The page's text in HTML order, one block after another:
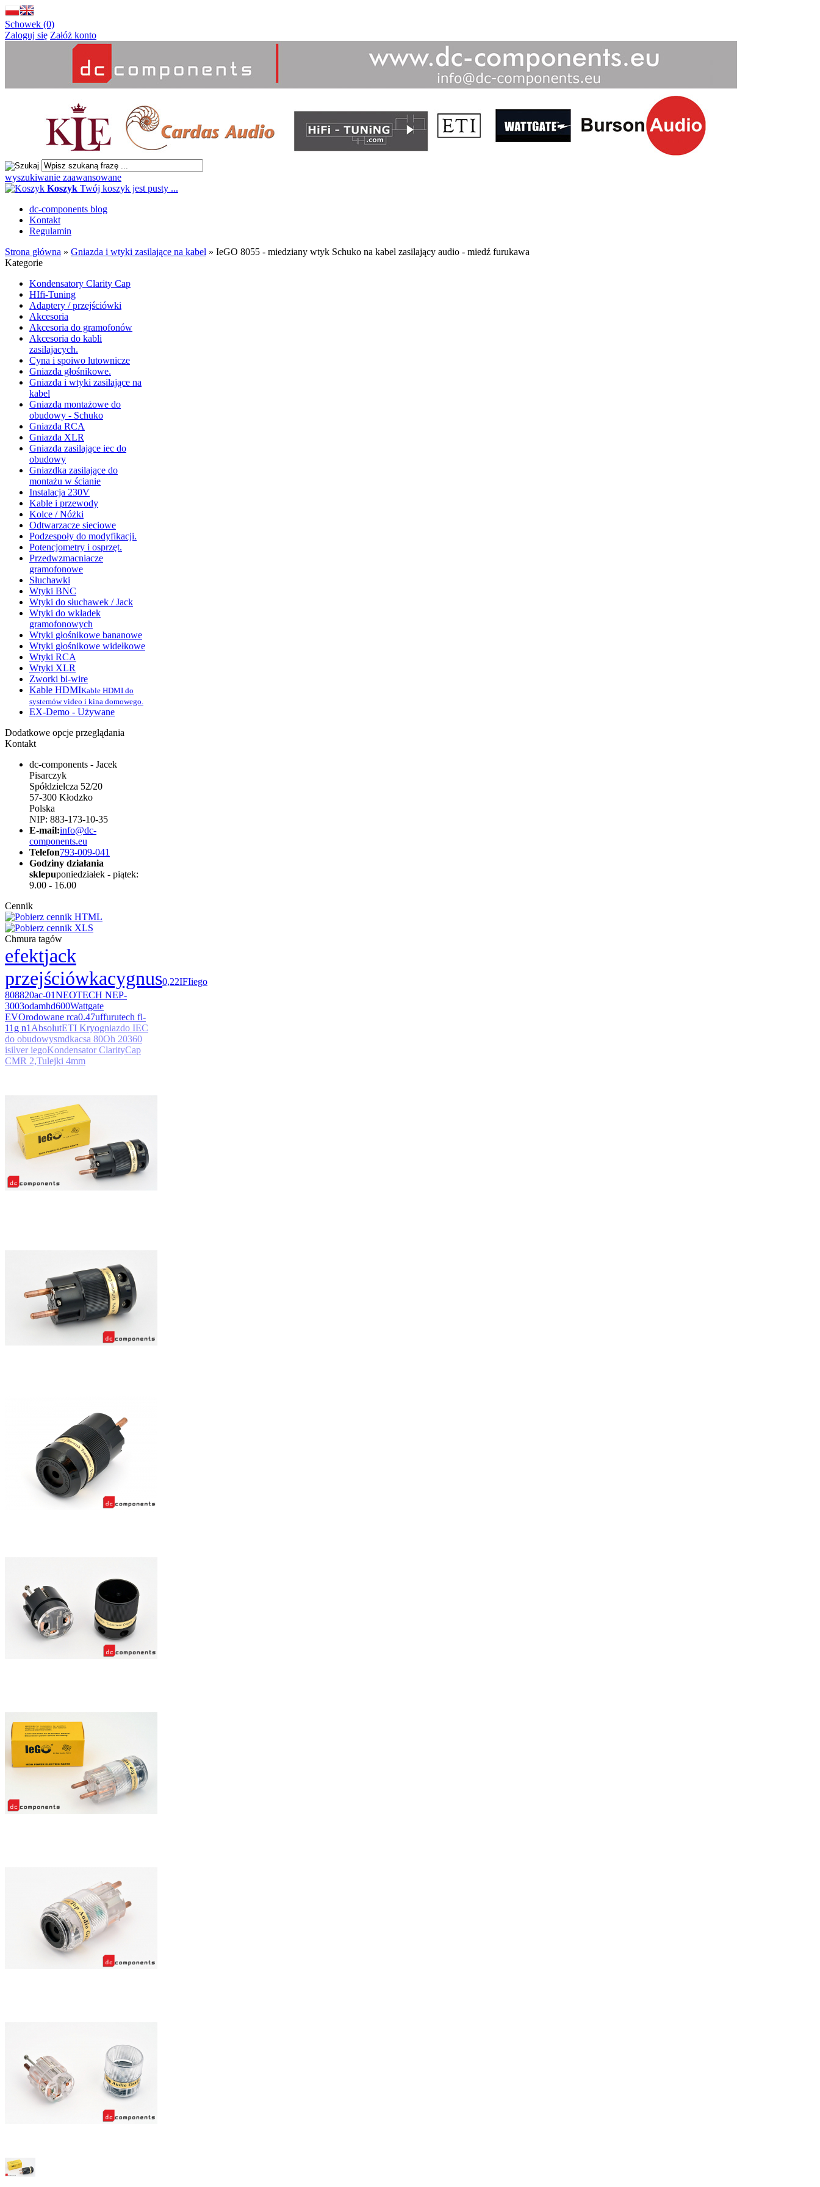
Schowek (0)
Zaloguj się Załóż konto
wyszukiwanie zaawansowane
Koszyk Twój koszyk jest pusty ...
dc-components blog
Kontakt
Regulamin
Strona główna » Gniazda i wtyki zasilające na kabel » IeGO 8055 - miedziany wtyk Schuko na kabel zasilający audio - miedź furukawa
Kategorie
Kondensatory Clarity Cap
HIfi-Tuning
Adaptery / przejściówki
Akcesoria
Akcesoria do gramofonów
Akcesoria do kabli
zasilajacych.
Cyna i spoiwo lutownicze
Gniazda głośnikowe.
Gniazda i wtyki zasilające na
kabel
Gniazda montażowe do
obudowy - Schuko
Gniazda RCA
Gniazda XLR
Gniazda zasilające iec do
obudowy
Gniazdka zasilające do
montażu w ścianie
Instalacja 230V
Kable i przewody
Kolce / Nóżki
Odtwarzacze sieciowe
Podzespoły do modyfikacji.
Potencjometry i osprzęt.
Przedwzmacniacze
gramofonowe
Słuchawki
Wtyki BNC
Wtyki do słuchawek / Jack
Wtyki do wkładek
gramofonowych
Wtyki głośnikowe bananowe
Wtyki głośnikowe widełkowe
Wtyki RCA
Wtyki XLR
Zworki bi-wire
Kable HDMIKable HDMI do
systemów video i kina domowego.
EX-Demo - Używane
Dodatkowe opcje przeglądania
Kontakt
dc-components - Jacek
Pisarczyk
Spółdzielcza 52/20
57-300 Kłodzko
Polska
NIP: 883-173-10-35
E-mail:info@dc-
components.eu
Telefon793-009-041
Godziny działania
sklepuponiedziałek - piątek:
9.00 - 16.00
Cennik
Chmura tagów
efektjack
przejściówkacygnus0,22IFIiego
808820ac-01NEOTECH NEP-
3003odamhd600Wattgate
EVOrodowane rca0.47uffurutech fi-
11g n1 AbsolutETI Kryogniazdo IEC
do obudowysmdkacsa 80Oh 20360
isilver iegoKondensator ClarityCap
CMR 2,Tulejki 4mm